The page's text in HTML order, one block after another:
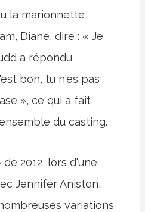
la marionnette
Diane, dire : « Je
a répondu
bon, tu n'es pas
», ce qui a fait
du casting.
2012, lors d'une
Jennifer Aniston,
variations